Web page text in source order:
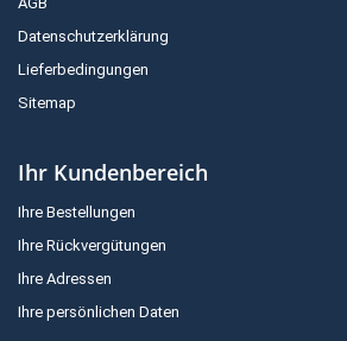
Datenschutzerklärung
Lieferbedingungen
Sitemap
Ihr Kundenbereich
Ihre Bestellungen
Ihre Rückvergütungen
Ihre Adressen
Ihre persönlichen Daten